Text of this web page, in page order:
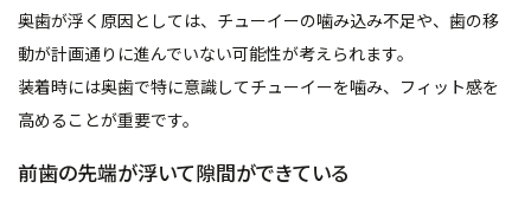
奥歯が浮く原因としては、チューイーの噛み込み不足や、歯の移
動が計画通りに進んでいない可能性が考えられます。
装着時には奥歯で特に意識してチューイーを噛み、フィット感を
高めることが重要です。
前歯の先端が浮いて隙間ができている